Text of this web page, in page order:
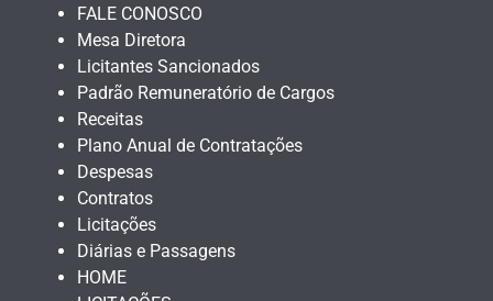
FALE CONOSCO
Mesa Diretora
Licitantes Sancionados
Padrão Remuneratório de Cargos
Receitas
Plano Anual de Contratações
Despesas
Contratos
Licitações
Diárias e Passagens
HOME